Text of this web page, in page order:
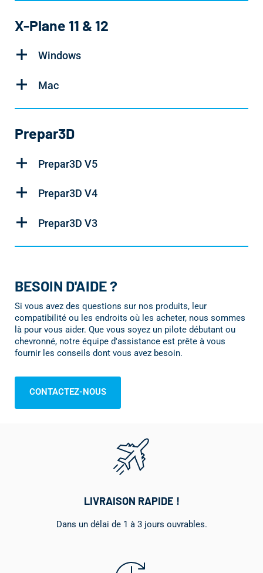
X-Plane 11 & 12
Windows
Mac
Prepar3D
Prepar3D V5
Prepar3D V4
Prepar3D V3
BESOIN D'AIDE ?
Si vous avez des questions sur nos produits, leur
compatibilité ou les endroits où les acheter, nous sommes
là pour vous aider. Que vous soyez un pilote débutant ou
chevronné, notre équipe d'assistance est prête à vous
fournir les conseils dont vous avez besoin.
CONTACTEZ-NOUS
LIVRAISON RAPIDE !
Dans un délai de 1 à 3 jours ouvrables.